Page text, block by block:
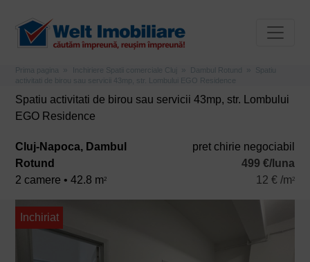
Prima pagina Inchiriere Spatii comerciale Cluj Dambul Rotund
Spatiu
activitati de birou sau servicii 43mp, str. Lombului EGO Residence
Spatiu activitati de birou sau servicii 43mp, str. Lombului
EGO Residence
Cluj-Napoca, Dambul
Rotund
2 camere • 42.8 m2
pret chirie negociabil
499 €/luna
12 € /m2
Inchiriat